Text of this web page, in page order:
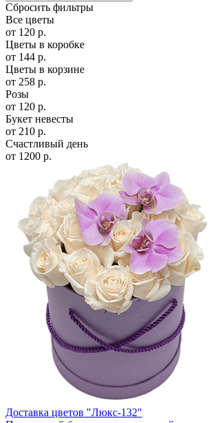
Сбросить фильтры
Все цветы
от 120 р.
Цветы в коробке
от 144 р.
Цветы в корзине
от 258 р.
Розы
от 120 р.
Букет невесты
от 210 р.
Счастливый день
от 1200 р.
Доставка цветов "Люкс-132"